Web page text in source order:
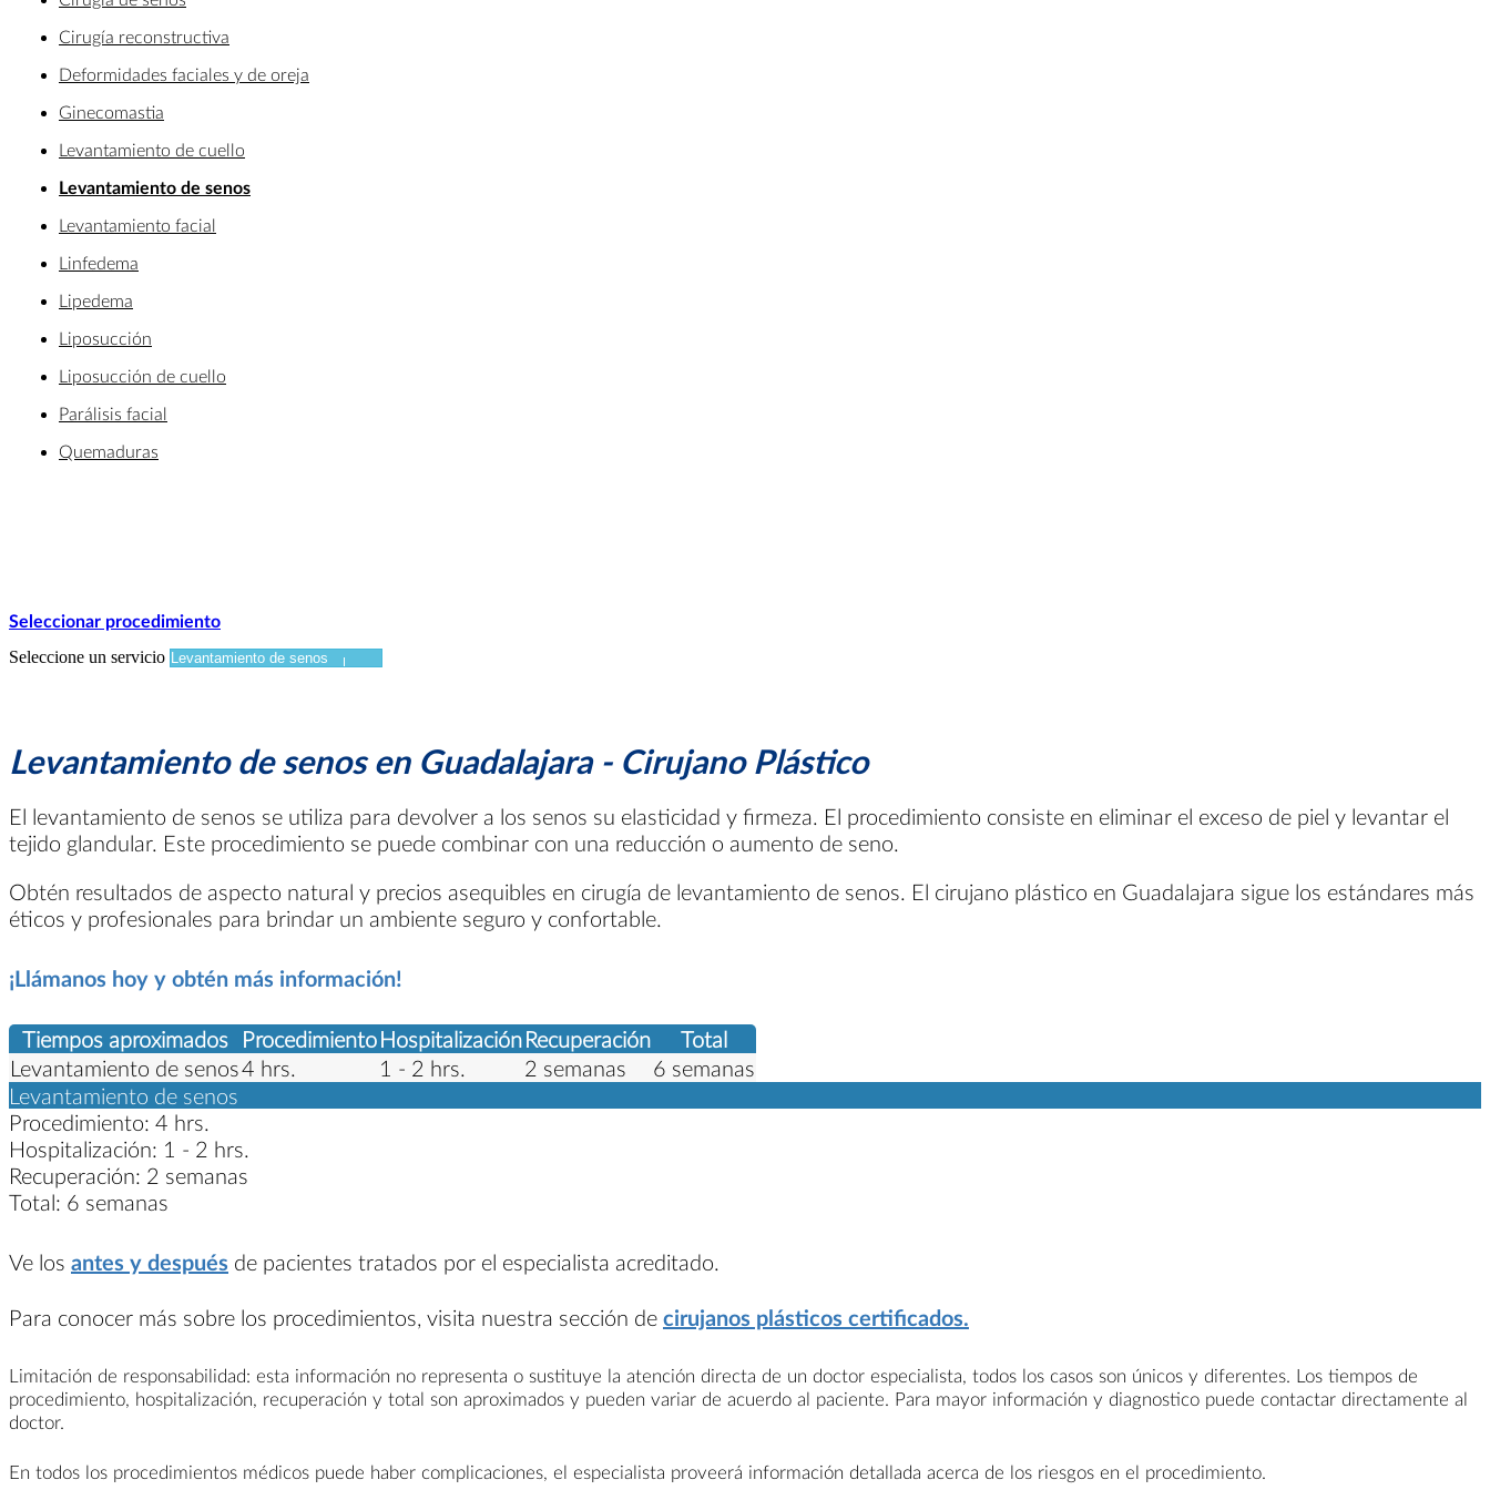
Cirugía reconstructiva
Deformidades faciales y de oreja
Ginecomastia
Levantamiento de cuello
Levantamiento de senos
Levantamiento facial
Linfedema
Lipedema
Liposucción
Liposucción de cuello
Parálisis facial
Quemaduras
Seleccionar procedimiento
Seleccione un servicio
Levantamiento de senos en Guadalajara - Cirujano Plástico
El levantamiento de senos se utiliza para devolver a los senos su elasticidad y firmeza. El procedimiento consiste en eliminar el exceso de piel y levantar el
tejido glandular. Este procedimiento se puede combinar con una reducción o aumento de seno.
Obtén resultados de aspecto natural y precios asequibles en cirugía de levantamiento de senos. El cirujano plástico en Guadalajara sigue los estándares más
éticos y profesionales para brindar un ambiente seguro y confortable.
¡Llámanos hoy y obtén más información!
Tiempos aproximados ProcedimientoHospitalizaciónRecuperación
Total
Levantamiento de senos4 hrs. 1 - 2 hrs. 2 semanas
6 semanas
Levantamiento de senos
Procedimiento: 4 hrs.
Hospitalización: 1 - 2 hrs.
Recuperación: 2 semanas
Total: 6 semanas
Ve los antes y después de pacientes tratados por el especialista acreditado.
Para conocer más sobre los procedimientos, visita nuestra sección de cirujanos plásticos certificados.
Limitación de responsabilidad: esta información no representa o sustituye la atención directa de un doctor especialista, todos los casos son únicos y diferentes. Los tiempos de
procedimiento, hospitalización, recuperación y total son aproximados y pueden variar de acuerdo al paciente. Para mayor información y diagnostico puede contactar directamente al
doctor.
En todos los procedimientos médicos puede haber complicaciones, el especialista proveerá información detallada acerca de los riesgos en el procedimiento.